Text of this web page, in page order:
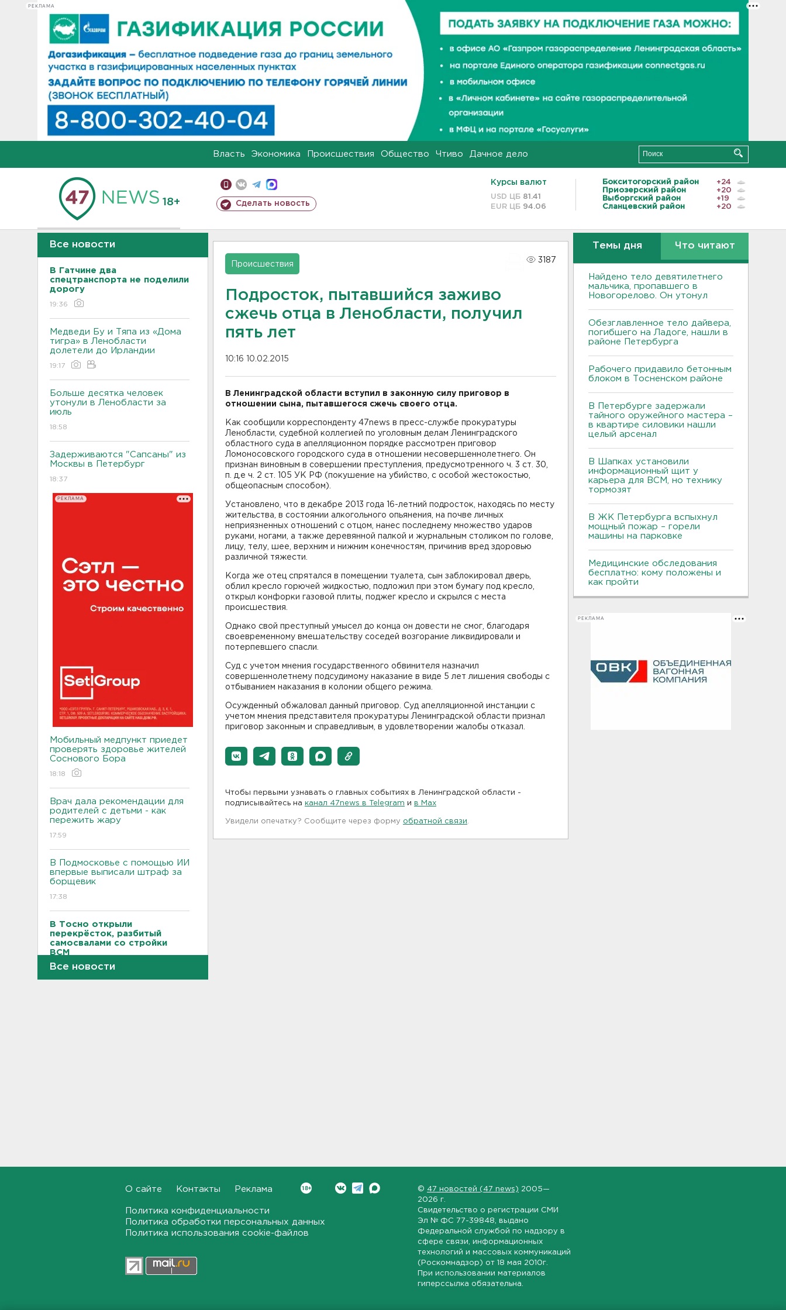
РЕКЛАМА
Власть Экономика Происшествия Общество Чтиво Дачное дело
18+ Сделать новость
Курсы валют
USD ЦБ 81.41
EUR ЦБ 94.06
Бокситогорский район
+24
Приозерский район
+20
Выборгский район
+19
Сланцевский район
+20
Все новости
В Гатчине два
спецтранспорта не поделили
дорогу
19:36
Медведи Бу и Тяпа из «Дома
тигра» в Ленобласти
долетели до Ирландии
19:17
Больше десятка человек
утонули в Ленобласти за
июль
18:58
Задерживаются "Сапсаны" из
Москвы в Петербург
18:37
РЕКЛАМА
Мобильный медпункт приедет
проверять здоровье жителей
Соснового Бора
18:18
Врач дала рекомендации для
родителей с детьми - как
пережить жару
17:59
В Подмосковье с помощью ИИ
впервые выписали штраф за
борщевик
17:38
В Тосно открыли
перекрёсток, разбитый
самосвалами со стройки
ВСМ
17:19
порадуют теплом. Но
В магазин — с арматурой. В
Все новости
Происшествия
3187
Подросток, пытавшийся заживо
сжечь отца в Ленобласти, получил
пять лет
10:16 10.02.2015
В Ленинградской области вступил в законную силу приговор в
отношении сына, пытавшегося сжечь своего отца.
Как сообщили корреспонденту 47news в пресс-службе прокуратуры
Ленобласти, судебной коллегией по уголовным делам Ленинградского
областного суда в апелляционном порядке рассмотрен приговор
Ломоносовского городского суда в отношении несовершеннолетнего. Он
признан виновным в совершении преступления, предусмотренного ч. 3 ст. 30,
п. д,е ч. 2 ст. 105 УК РФ (покушение на убийство, с особой жестокостью,
общеопасным способом).
Установлено, что в декабре 2013 года 16-летний подросток, находясь по месту
жительства, в состоянии алкогольного опьянения, на почве личных
неприязненных отношений с отцом, нанес последнему множество ударов
руками, ногами, а также деревянной палкой и журнальным столиком по голове,
лицу, телу, шее, верхним и нижним конечностям, причинив вред здоровью
различной тяжести.
Когда же отец спрятался в помещении туалета, сын заблокировал дверь,
облил кресло горючей жидкостью, подложил при этом бумагу под кресло,
открыл конфорки газовой плиты, поджег кресло и скрылся с места
происшествия.
Однако свой преступный умысел до конца он довести не смог, благодаря
своевременному вмешательству соседей возгорание ликвидировали и
потерпевшего спасли.
Суд с учетом мнения государственного обвинителя назначил
совершеннолетнему подсудимому наказание в виде 5 лет лишения свободы с
отбыванием наказания в колонии общего режима.
Осужденный обжаловал данный приговор. Суд апелляционной инстанции с
учетом мнения представителя прокуратуры Ленинградской области признал
приговор законным и справедливым, в удовлетворении жалобы отказал.
Чтобы первыми узнавать о главных событиях в Ленинградской области -
подписывайтесь на канал 47news в Telegram и в Maх
Увидели опечатку? Сообщите через форму обратной связи
Темы дня Что читают
Найдено тело девятилетнего
мальчика, пропавшего в
Новогорелово. Он утонул
Обезглавленное тело дайвера,
погибшего на Ладоге, нашли в
районе Петербурга
Рабочего придавило бетонным
блоком в Тосненском районе
В Петербурге задержали
тайного оружейного мастера –
в квартире силовики нашли
целый арсенал
В Шапках установили
информационный щит у
карьера для ВСМ, но технику
тормозят
В ЖК Петербурга вспыхнул
мощный пожар – горели
машины на парковке
Медицинские обследования
бесплатно: кому положены и
как пройти
РЕКЛАМА
О сайте Контакты Реклама
Политика конфиденциальности
Политика обработки персональных данных
Политика использования cookie-файлов
© 47 новостей (47 news) 2005—
2026 г.
Свидетельство о регистрации СМИ
Эл № ФС 77-39848 , выдано
Федеральной службой по надзору в
сфере связи, информационных
технологий и массовых коммуникаций
(Роскомнадзор) от 18 мая 2010г.
При использовании материалов
гиперссылка обязательна.